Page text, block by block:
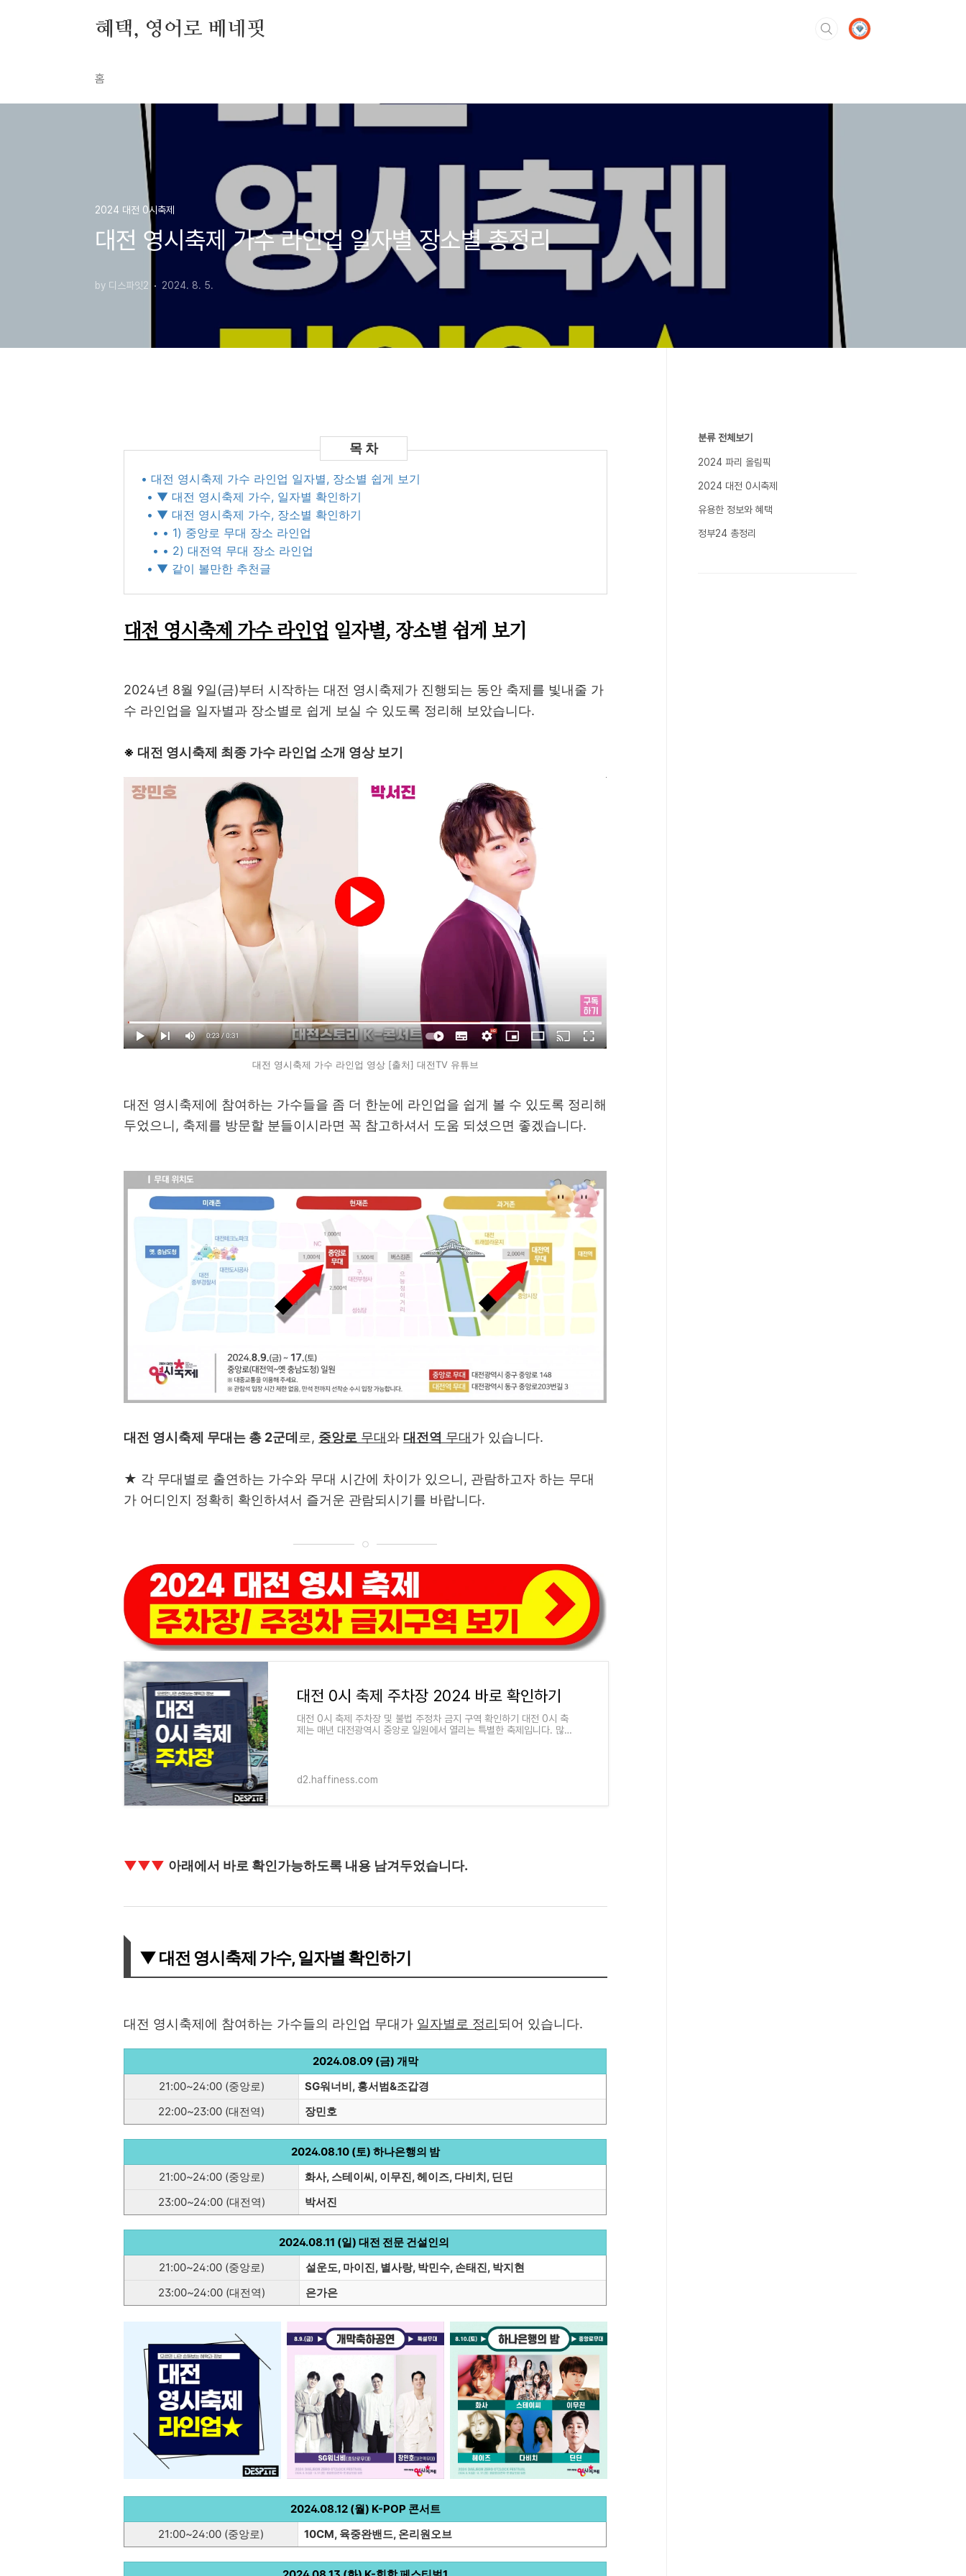
혜택, 영어로 베네핏
홈
2024 대전 0시축제
대전 영시축제 가수 라인업 일자별 장소별 총정리
by 디스파잇2 2024. 8. 5.
• 대전 영시축제 가수 라인업 일자별, 장소별 쉽게 보기
• ▼ 대전 영시축제 가수, 일자별 확인하기
• ▼ 대전 영시축제 가수, 장소별 확인하기
• • 1) 중앙로 무대 장소 라인업
• • 2) 대전역 무대 장소 라인업
• ▼ 같이 볼만한 추천글
대전 영시축제 가수 라인업 일자별, 장소별 쉽게 보기
2024년 8월 9일(금)부터 시작하는 대전 영시축제가 진행되는 동안 축제를 빛내줄 가
수 라인업을 일자별과 장소별로 쉽게 보실 수 있도록 정리해 보았습니다.
※ 대전 영시축제 최종 가수 라인업 소개 영상 보기
대전 영시축제 가수 라인업 영상 [출처] 대전TV 유튜브
대전 영시축제에 참여하는 가수들을 좀 더 한눈에 라인업을 쉽게 볼 수 있도록 정리해
두었으니, 축제를 방문할 분들이시라면 꼭 참고하셔서 도움 되셨으면 좋겠습니다.
대전 영시축제 무대는 총 2군데 로, 중앙로 무대와 대전역 무대가 있습니다.
★ 각 무대별로 출연하는 가수와 무대 시간에 차이가 있으니, 관람하고자 하는 무대
가 어디인지 정확히 확인하셔서 즐거운 관람되시기를 바랍니다.
대전 0시 축제 주차장 2024 바로 확인하기
대전 0시 축제 주차장 및 불법 주정차 금지 구역 확인하기 대전 0시 축
제는 매년 대전광역시 중앙로 일원에서 열리는 특별한 축제입니다. 많은
d2.haffiness.com
▼▼▼ 아래에서 바로 확인가능하도록 내용 남겨두었습니다.
▼ 대전 영시축제 가수, 일자별 확인하기
대전 영시축제에 참여하는 가수들의 라인업 무대가 일자별로 정리되어 있습니다.
2024.08.09 (금) 개막
21:00~24:00 (중앙로)
SG워너비, 홍서범&조갑경
22:00~23:00 (대전역)
장민호
2024.08.10 (토) 하나은행의 밤
21:00~24:00 (중앙로)
화사, 스테이씨, 이무진, 헤이즈, 다비치, 딘딘
23:00~24:00 (대전역)
박서진
2024.08.11 (일) 대전 전문 건설인의
21:00~24:00 (중앙로)
설운도, 마이진, 별사랑, 박민수, 손태진, 박지현
23:00~24:00 (대전역)
은가은
2024.08.12 (월) K-POP 콘서트
21:00~24:00 (중앙로)
10CM, 육중완밴드, 온리원오브
분류 전체보기
2024 파리 올림픽
2024 대전 0시축제
유용한 정보와 혜택
정부24 총정리